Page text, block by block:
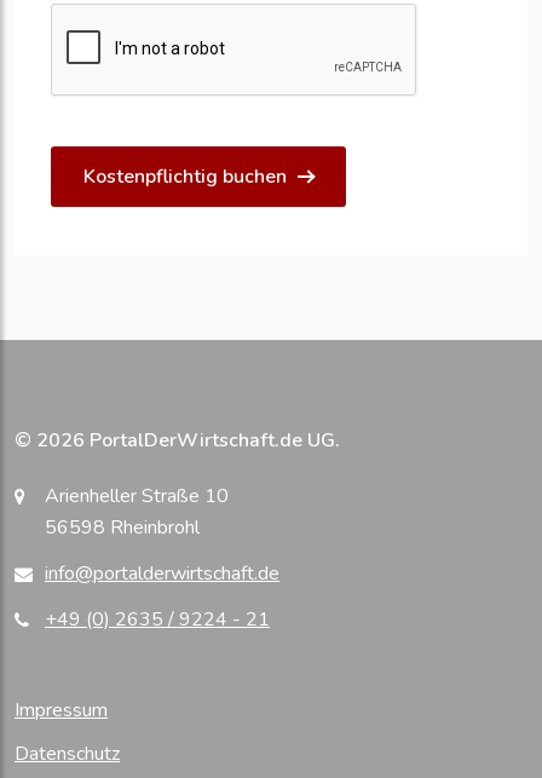
Kostenpflichtig buchen
© 2026 PortalDerWirtschaft.de UG.
Arienheller Straße 10
56598 Rheinbrohl
info@portalderwirtschaft.de
+49 (0) 2635 / 9224 - 21
Impressum
Datenschutz